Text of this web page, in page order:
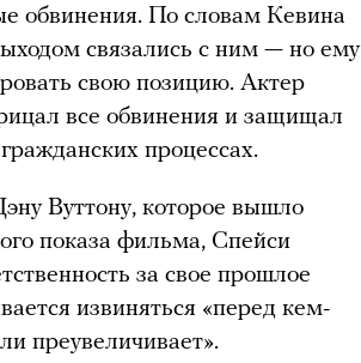
обвинения. По словам Кевина
связались с ним — но ему
свою позицию. Актер
все обвинения и защищал
процессах.
Вуттону, которое вышло
показа фильма, Спейси
за свое прошлое
извиняться «перед кем-
преувеличивает».